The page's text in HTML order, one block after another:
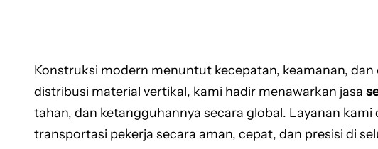
Konstruksi modern menuntut kecepatan, keamanan,
distribusi material vertikal, kami hadir menawarkan jasa
tahan, dan ketangguhannya secara global. Layanan
transportasi pekerja secara aman, cepat, dan presisi di